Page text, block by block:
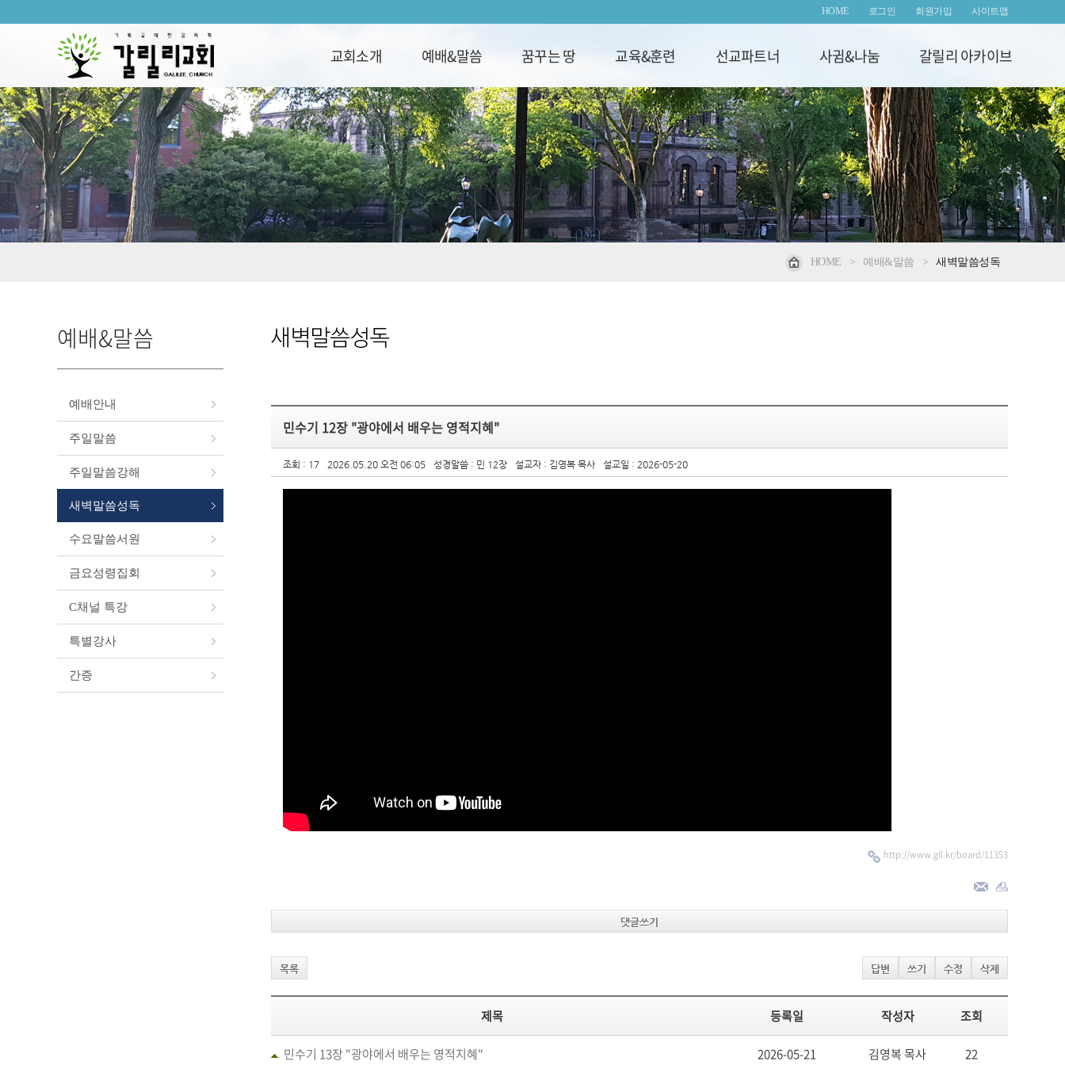
HOME 로그인 회원가입 사이트맵
교회소개 예배&말씀 꿈꾸는 땅 교육&훈련 선교파트너 사귐&나눔 갈릴리 아카이브
HOME > 예배&말씀 > 새벽말씀성독
예배&말씀
예배안내
주일말씀
주일말씀강해
새벽말씀성독
수요말씀서원
금요성령집회
C채널 특강
특별강사
간증
새벽말씀성독
민수기 12장 "광야에서 배우는 영적지혜"
조회 : 17 2026.05.20 오전 06:05 성경말씀 : 민 12장 설교자 : 김영복 목사 설교일 : 2026-05-20
http://www.gll.kr/board/11353
댓글쓰기
목록 답변 쓰기 수정 삭제
제목 등록일 작성자 조회
민수기 13장 "광야에서 배우는 영적지혜" 2026-05-21 김영복 목사 22